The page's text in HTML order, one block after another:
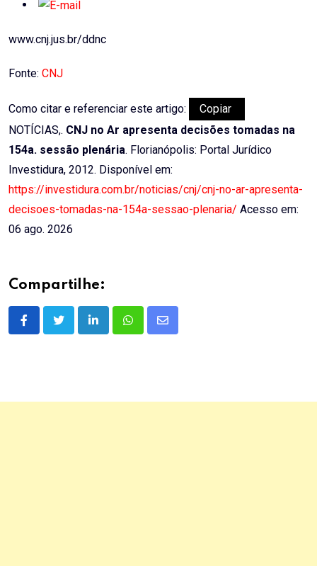
www.cnj.jus.br/ddnc
Fonte: CNJ
Como citar e referenciar este artigo:
Copiar
NOTÍCIAS,. CNJ no Ar apresenta decisões tomadas na
154a. sessão plenária. Florianópolis: Portal Jurídico
Investidura, 2012. Disponível em:
https://investidura.com.br/noticias/cnj/cnj-no-ar-apresenta-
decisoes-tomadas-na-154a-sessao-plenaria/ Acesso em:
06 ago. 2026
Compartilhe:
LinkedInWhatsappShare